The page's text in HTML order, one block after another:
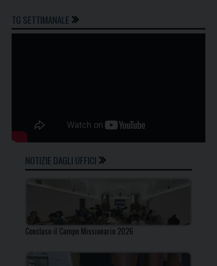
TG SETTIMANALE
NOTIZIE DAGLI UFFICI
Concluso il Campo Missionario 2026